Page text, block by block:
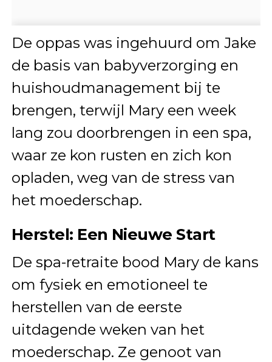
De oppas was ingehuurd om Jake
de basis van babyverzorging en
huishoudmanagement bij te
brengen, terwijl Mary een week
lang zou doorbrengen in een spa,
waar ze kon rusten en zich kon
opladen, weg van de stress van
het moederschap.
Herstel: Een Nieuwe Start
De spa-retraite bood Mary de kans
om fysiek en emotioneel te
herstellen van de eerste
uitdagende weken van het
moederschap. Ze genoot van